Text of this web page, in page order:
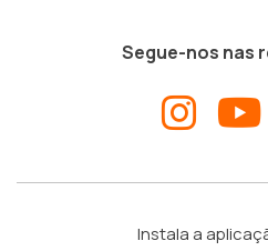
Segue-nos nas
Instala a